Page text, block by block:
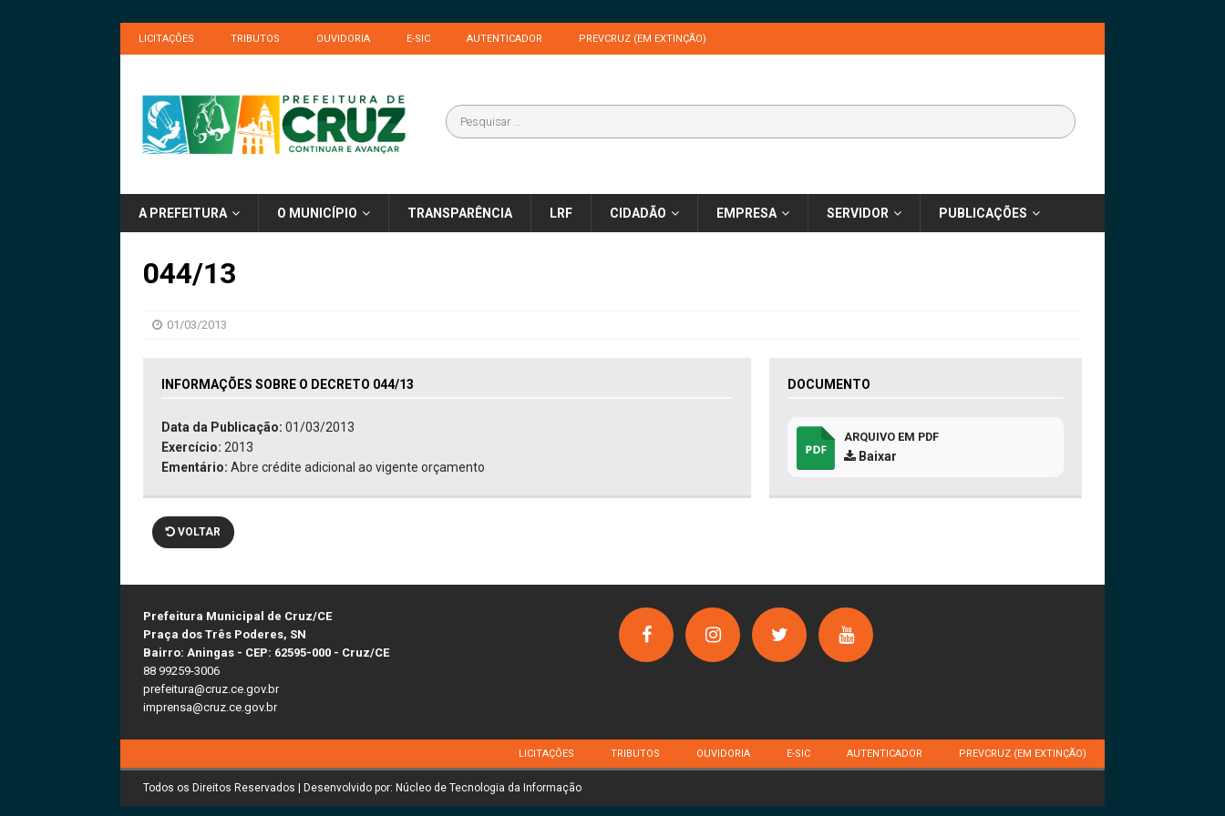
LICITAÇÕES TRIBUTOS OUVIDORIA E-SIC AUTENTICADOR PREVCRUZ (EM EXTINÇÃO)
A PREFEITURA O MUNICÍPIO TRANSPARÊNCIA LRF CIDADÃO EMPRESA SERVIDOR PUBLICAÇÕES
044/13
01/03/2013
INFORMAÇÕES SOBRE O DECRETO 044/13
Data da Publicação: 01/03/2013
Exercício: 2013
Ementário: Abre crédite adicional ao vigente orçamento
DOCUMENTO
ARQUIVO EM PDF
Baixar
VOLTAR
Prefeitura Municipal de Cruz/CE
Praça dos Três Poderes, SN
Bairro: Aningas - CEP: 62595-000 - Cruz/CE
88 99259-3006
prefeitura@cruz.ce.gov.br
imprensa@cruz.ce.gov.br
LICITAÇÕES TRIBUTOS OUVIDORIA E-SIC AUTENTICADOR PREVCRUZ (EM EXTINÇÃO)
Todos os Direitos Reservados | Desenvolvido por: Núcleo de Tecnologia da Informação